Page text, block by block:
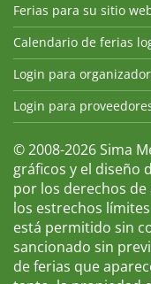
Ferias para su sitio
Calendario de ferias
Login para
Login para
© 2008-2026 Sima
gráficos y el diseño
por los derechos
los estrechos
está permitido sin
sancionado sin
de ferias que